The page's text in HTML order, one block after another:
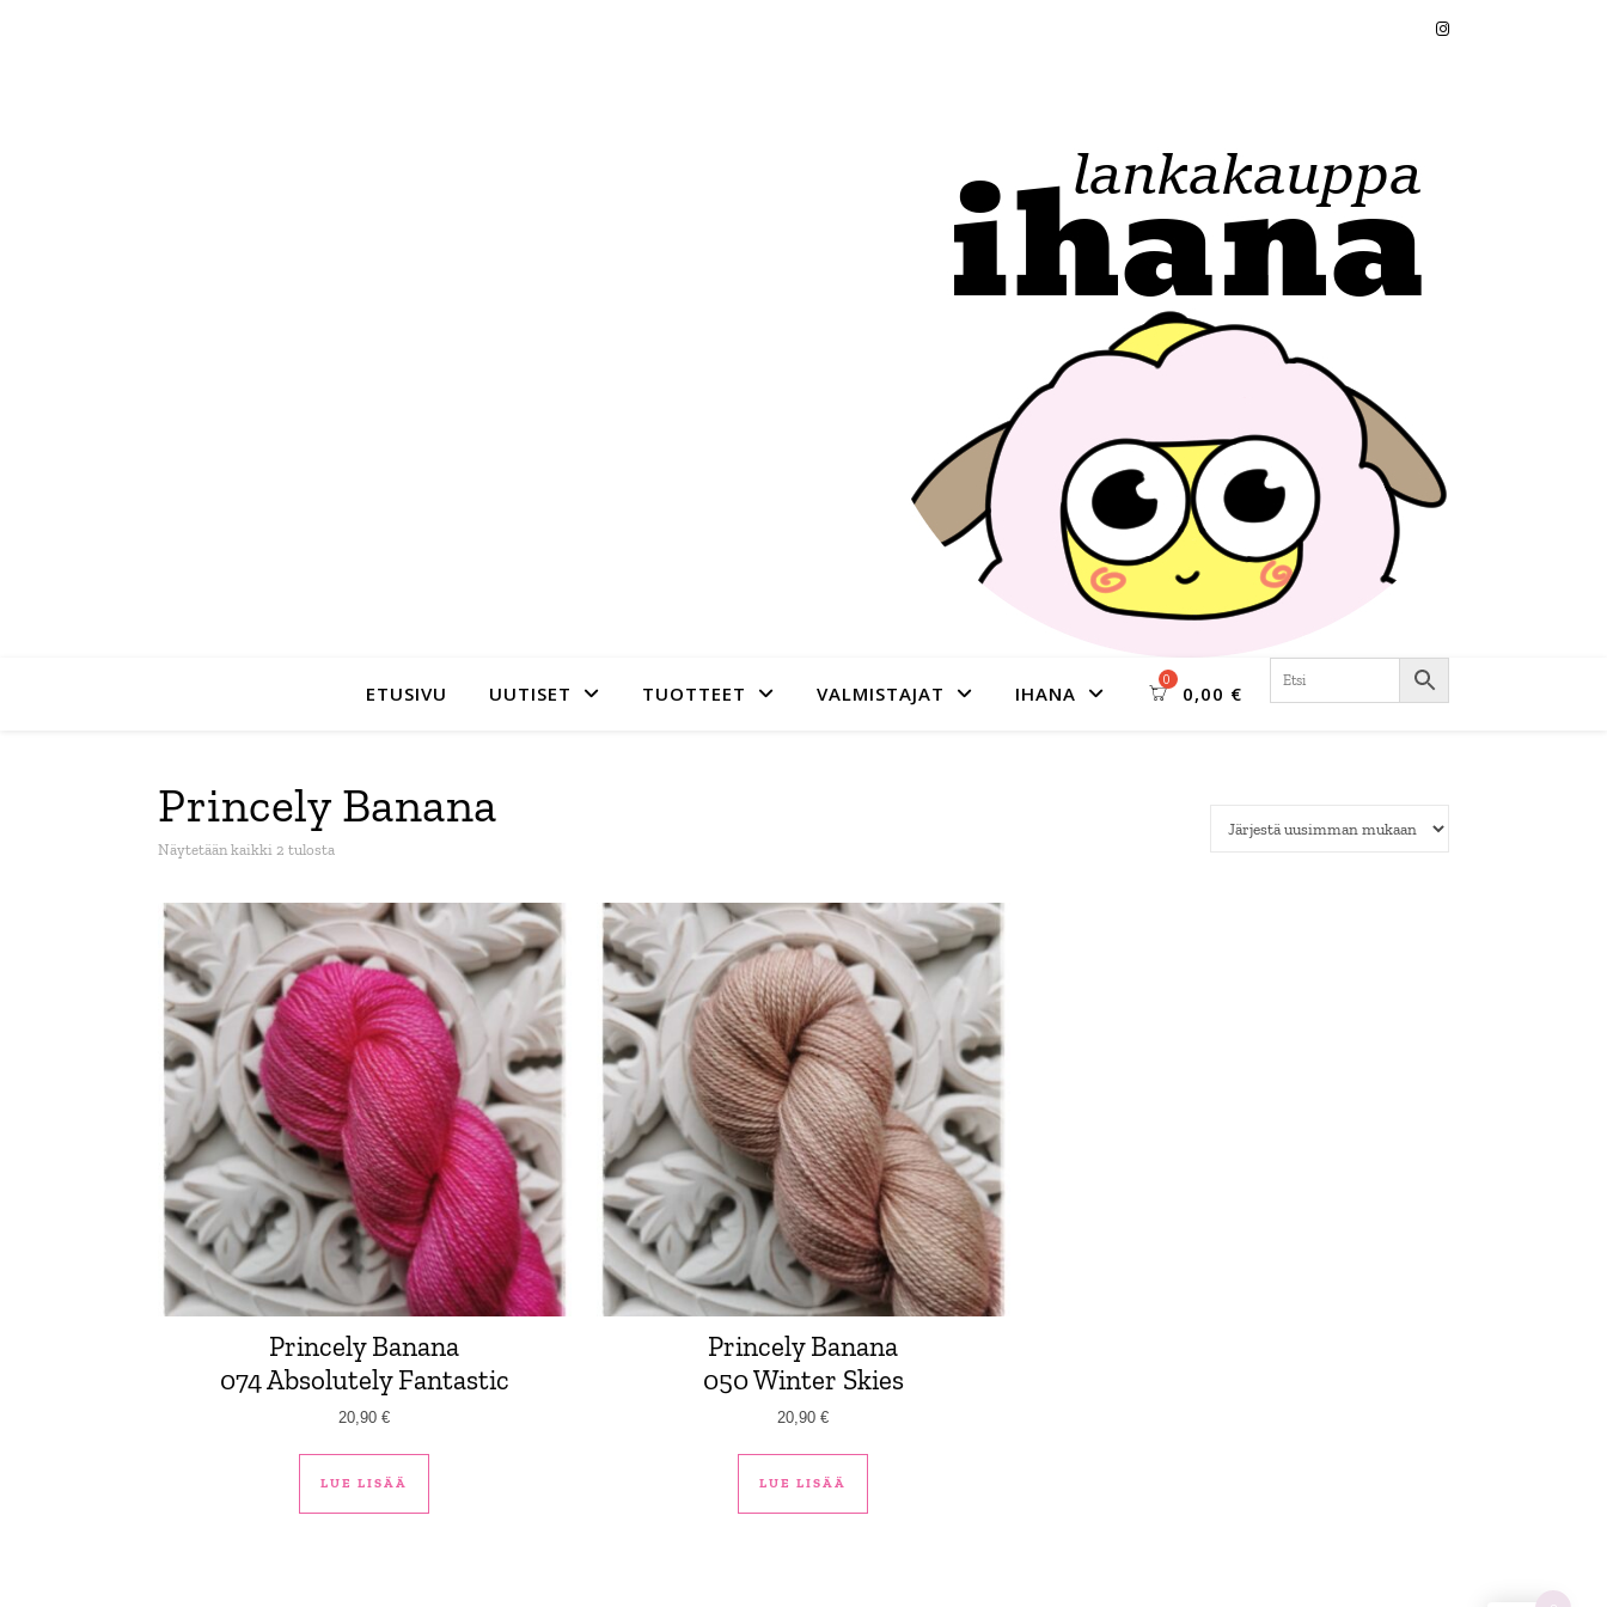
ETUSIVU UUTISET TUOTTEET VALMISTAJAT IHANA 0,00 €
Princely Banana
Näytetään kaikki 2 tulosta
Princely Banana
074 Absolutely Fantastic
20,90€
LUE LISÄÄ
Princely Banana
050 Winter Skies
20,90€
LUE LISÄÄ